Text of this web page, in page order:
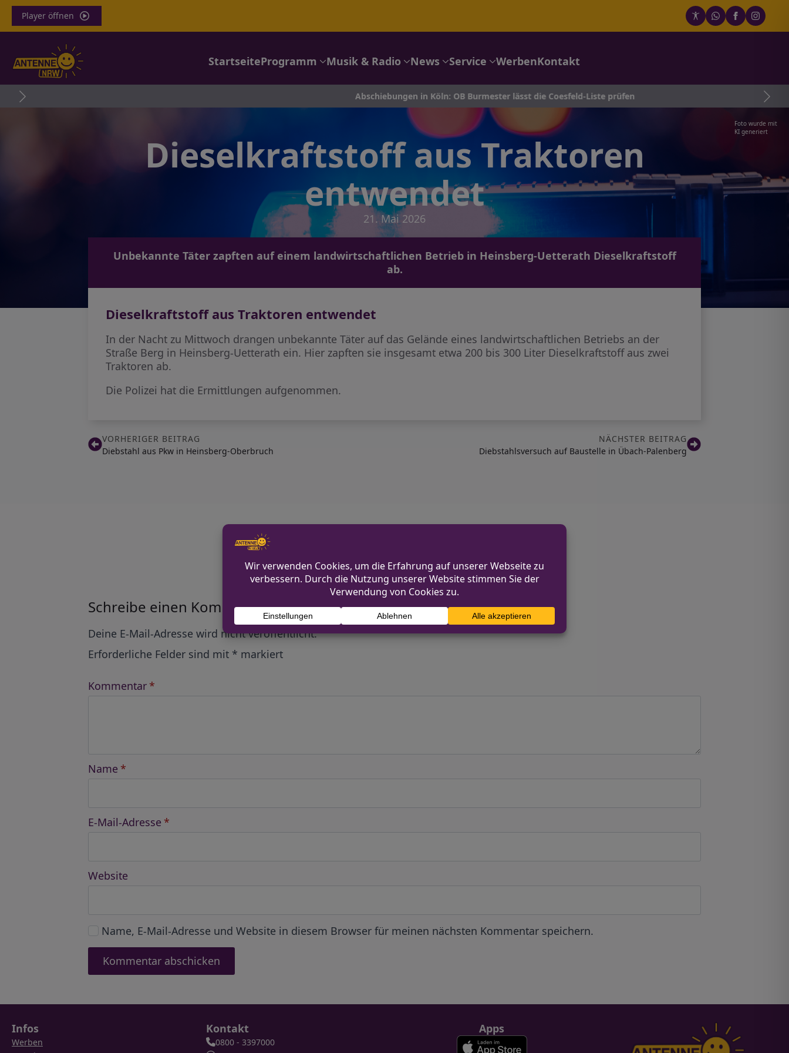
Player öffnen
StartseiteProgramm Musik & Radio News Service WerbenKontakt
Abschiebungen in Köln: OB Burmester lässt die Coesfeld-Liste prüfen
Foto wurde mit
KI generiert
Dieselkraftstoff aus Traktoren
entwendet
21. Mai 2026
Unbekannte Täter zapften auf einem landwirtschaftlichen Betrieb in Heinsberg-Uetterath Dieselkraftstoff
ab.
Dieselkraftstoff aus Traktoren entwendet
In der Nacht zu Mittwoch drangen unbekannte Täter auf das Gelände eines landwirtschaftlichen Betriebs an der
Straße Berg in Heinsberg-Uetterath ein. Hier zapften sie insgesamt etwa 200 bis 300 Liter Dieselkraftstoff aus zwei
Traktoren ab.
Die Polizei hat die Ermittlungen aufgenommen.
VORHERIGER BEITRAG
Diebstahl aus Pkw in Heinsberg-Oberbruch
NÄCHSTER BEITRAG
Diebstahlsversuch auf Baustelle in Übach-Palenberg
Anonym und ganz ohne Anmeldezwang!
Alle Kommentare werden von unserer Redaktion im Vorfeld geprüft.
Schreibe einen Kommentar
Deine E-Mail-Adresse wird nicht veröffentlicht.
Erforderliche Felder sind mit * markiert
Kommentar *
Name *
E-Mail-Adresse *
Website
Name, E-Mail-Adresse und Website in diesem Browser für meinen nächsten Kommentar speichern.
Infos
Werben
Kontakt
0800 - 3397000
Apps